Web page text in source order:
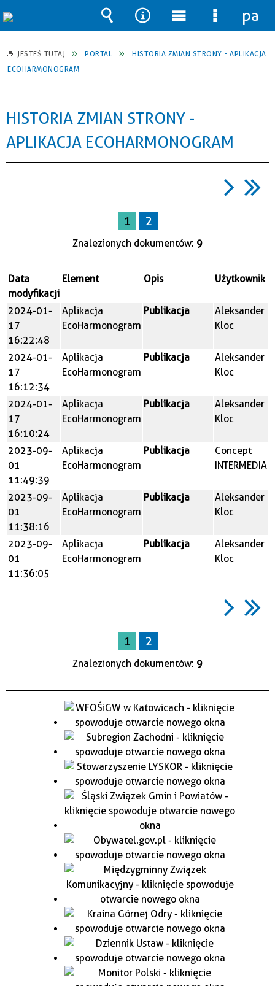
JESTEŚ TUTAJ PORTAL
HISTORIA ZMIAN STRONY - APLIKACJA
ECOHARMONOGRAM
HISTORIA ZMIAN STRONY -
APLIKACJA ECOHARMONOGRAM
1 2
Znalezionych dokumentów: 9
Data
modyfikacji
Element Opis Użytkownik
2024-01-
17
16:22:48
Aplikacja
EcoHarmonogram
Publikacja
Aleksander
Kloc
2024-01-
17
16:12:34
Aplikacja
EcoHarmonogram
Publikacja
Aleksander
Kloc
2024-01-
17
16:10:24
Aplikacja
EcoHarmonogram
Publikacja
Aleksander
Kloc
2023-09-
01
11:49:39
Aplikacja
EcoHarmonogram
Publikacja
Concept
INTERMEDIA
2023-09-
01
11:38:16
Aplikacja
EcoHarmonogram
Publikacja
Aleksander
Kloc
2023-09-
01
11:36:05
Aplikacja
EcoHarmonogram
Publikacja
Aleksander
Kloc
1 2
Znalezionych dokumentów: 9
Wyszukiwarka
Narzędzia
Menu
główne
Menu